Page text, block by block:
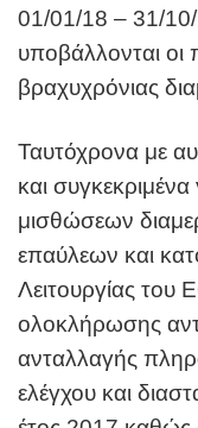
01/01/18 – 31/10/
υποβάλλονται οι
βραχυχρόνιας
Ταυτόχρονα με
και
μισθώσεων
επαύλεων και
Λειτουργίας του
ολοκλήρωσης
ανταλλαγής
ελέγχου και